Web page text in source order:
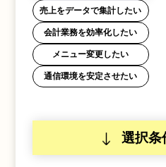
売上をデータで集計したい
会計業務を効率化したい
メニュー変更したい
通信環境を安定させたい
選択条